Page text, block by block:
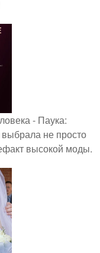
- Паука:
не просто
высокой моды.